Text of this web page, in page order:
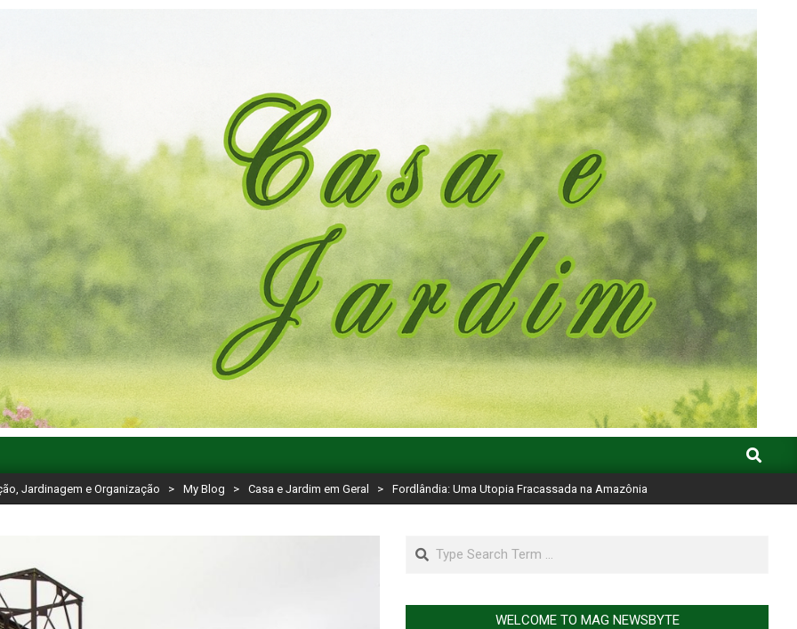
Search
Jardinagem e Organização > My Blog > Casa e Jardim em Geral > Fordlândia: Uma Utopia Fracassada na Amazônia
Search
WELCOME TO MAG NEWSBYTE